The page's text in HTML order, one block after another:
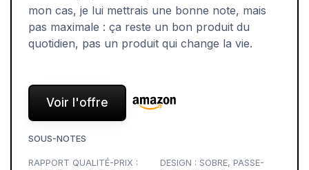
mon cas, je lui mettrais une bonne note, mais
pas maximale : ça reste un bon produit du
quotidien, pas un produit qui change la vie.
Voir l'offre
SOUS-NOTES
RAPPORT QUALITÉ-PRIX :
DESIGN : SOBRE, PASSE-